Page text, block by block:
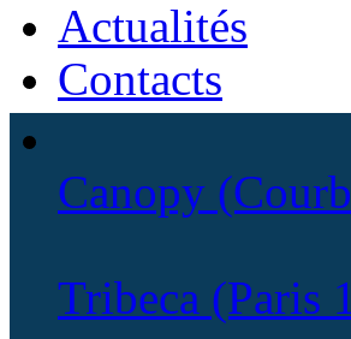
Actualités
Contacts
Canopy
Tribeca (Paris